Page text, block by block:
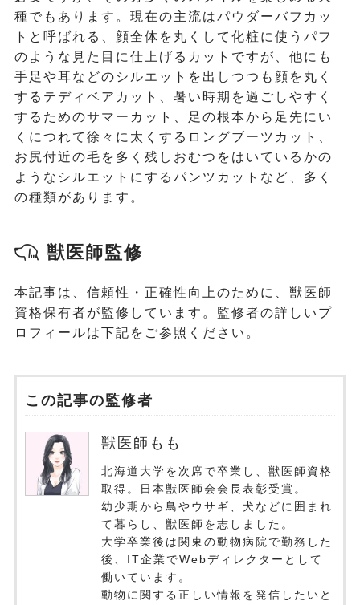
種でもあります。現在の主流はパウダーバフカッ
トと呼ばれる、顔全体を丸くして化粧に使うパフ
のような見た目に仕上げるカットですが、他にも
手足や耳などのシルエットを出しつつも顔を丸く
するテディベアカット、暑い時期を過ごしやすく
するためのサマーカット、足の根本から足先にい
くにつれて徐々に太くするロングブーツカット、
お尻付近の毛を多く残しおむつをはいているかの
ようなシルエットにするパンツカットなど、多く
の種類があります。
獣医師監修
本記事は、信頼性・正確性向上のために、獣医師
資格保有者が監修しています。監修者の詳しいプ
ロフィールは下記をご参照ください。
この記事の監修者
獣医師もも
北海道大学を次席で卒業し、獣医師資格
取得。日本獣医師会会長表彰受賞。
幼少期から鳥やウサギ、犬などに囲まれ
て暮らし、獣医師を志しました。
大学卒業後は関東の動物病院で勤務した
後、IT企業でWebディレクターとして
働いています。
動物に関する正しい情報を発信したいと